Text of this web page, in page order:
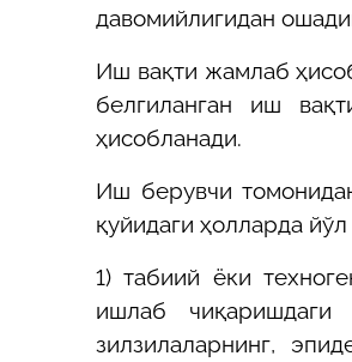
давомийлигидан
Иш вақти жамлаб
белгиланган иш
ҳисобланади.
Иш берувчи
қуйидаги ҳолларда
1) табиий ёки
ишлаб чиқаришдаги
зилзилаларнинг,